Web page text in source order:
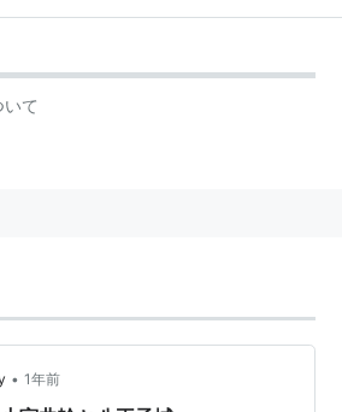
て
• 1年前